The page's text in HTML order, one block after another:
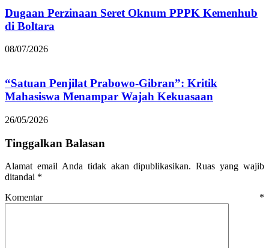
Dugaan Perzinaan Seret Oknum PPPK Kemenhub
di Boltara
08/07/2026
“Satuan Penjilat Prabowo-Gibran”: Kritik
Mahasiswa Menampar Wajah Kekuasaan
26/05/2026
Tinggalkan Balasan
Alamat email Anda tidak akan dipublikasikan. Ruas yang wajib
ditandai *
Komentar *